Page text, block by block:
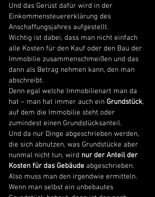
Und das Gerüst dafür wird in der
Einkommensteuererklärung des
Anschaffungsjahres aufgestellt.
Wichtig ist dabei, dass man nicht einfach
alle Kosten für den Kauf oder den Bau der
Immobilie zusammenschmeißen und das
dann als Betrag nehmen kann, den man
abschreibt.
Denn egal welche Immobilienart man da
hat – man hat immer auch ein Grundstück,
auf dem die Immobilie steht oder
zumindest einen Grundstücksanteil.
Und da nur Dinge abgeschrieben werden,
die sich abnutzen, was Grundstücke aber
nunmal nicht tun, wird nur der Anteil der
Kosten für das Gebäude abgeschrieben.
Also muss man den irgendwie ermitteln.
Wenn man selbst ein unbebautes